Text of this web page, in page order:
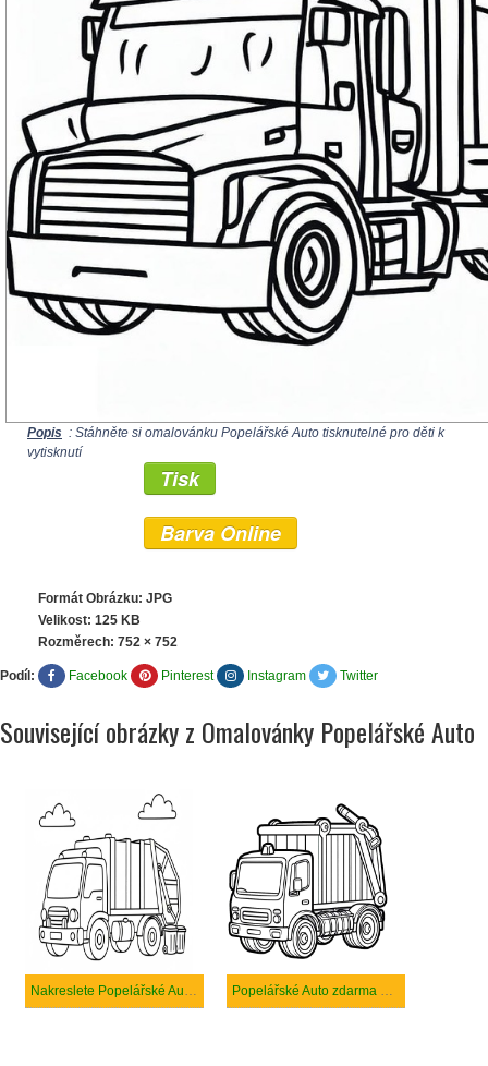
Popis : Stáhněte si omalovánku Popelářské Auto tisknutelné pro děti k
vytisknutí
Tisk
Barva Online
Formát Obrázku: JPG
Velikost: 125 KB
Rozměrech: 752 × 752
Podíl: Facebook Pinterest Instagram Twitter
Související obrázky z Omalovánky Popelářské Auto
Nakreslete Popelářské Auto k vytisknutí zdarma Popelářské Auto zdarma prostý tisknutelné